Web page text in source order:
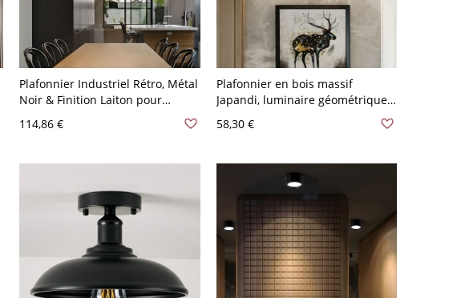
Plafonnier Industriel Rétro, Métal
Noir & Finition Laiton pour
Couloir ou Cuisine - 110 V-120 V
21,59 cm Couvercle
114,86 €
Plafonnier en bois massif
Japandi, luminaire géométrique
dépoli - 110 V-120 V Volière
58,30 €